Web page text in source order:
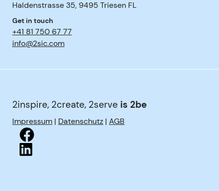
Haldenstrasse 35, 9495 Triesen FL
Get in touch
+41 81 750 67 77
info@2sic.com
2inspire, 2create, 2serve is 2be
Impressum | Datenschutz | AGB